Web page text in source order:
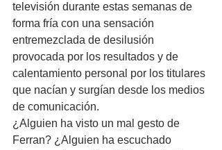
televisión durante estas semanas de
forma fría con una sensación
entremezclada de desilusión
provocada por los resultados y de
calentamiento personal por los titulares
que nacían y surgían desde los medios
de comunicación.
¿Alguien ha visto un mal gesto de
Ferran? ¿Alguien ha escuchado